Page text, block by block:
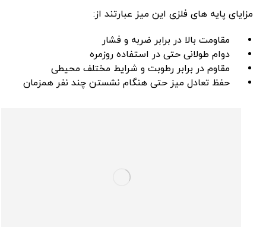
مزایای پایه های فلزی این میز عبارتند از:
مقاومت بالا در برابر ضربه و فشار
دوام طولانی حتی در استفاده روزمره
مقاوم در برابر رطوبت و شرایط مختلف محیطی
حفظ تعادل میز حتی هنگام نشستن چند نفر همزمان